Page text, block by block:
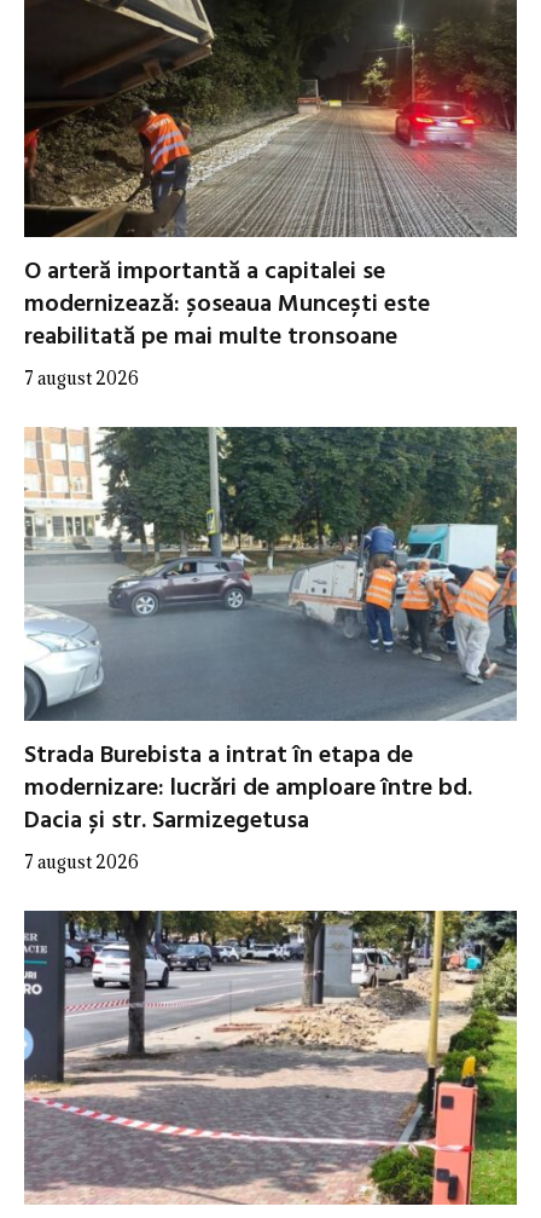
O arteră importantă a capitalei se
modernizează: șoseaua Muncești este
reabilitată pe mai multe tronsoane
7 august 2026
Strada Burebista a intrat în etapa de
modernizare: lucrări de amploare între bd.
Dacia și str. Sarmizegetusa
7 august 2026